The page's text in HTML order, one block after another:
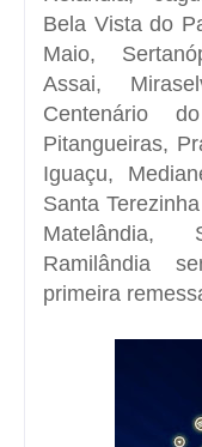
Bela Vista do
Maio,
Assai,
Centenário
Pitangueiras,
Iguaçu,
Santa
Matelândia,
Ramilândia
primeira